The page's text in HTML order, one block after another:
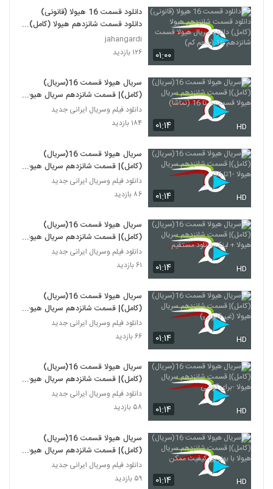
۰۱:۰۰
دانلود قسمت 16 هیولا (قانونی)
دانلود قسمت شانزدهم هیولا (کامل)
دانلود سریال هیولا قسمت شانزدهم
16 (حجم کم)
jahangardi
۱۲۶ بازدید
۰۱:۱۴ HD
سریال هیولا قسمت 16(سریال)
(کامل)| قسمت شانزدهم سریال هیولا
قسمت 1 تا 16 (نماشا)
دانلود فیلم وسریال ایرانی جدید
۱۸۴ بازدید
۰۱:۱۴ HD
سریال هیولا قسمت 16(سریال)
(کامل)| قسمت شانزدهم سریال هیولا
-1تا 16
دانلود فیلم وسریال ایرانی جدید
۸۶ بازدید
۰۱:۱۴ HD
سریال هیولا قسمت 16(سریال)
(کامل)| قسمت شانزدهم سریال هیولا
+ لینک دانلود مستقیم
دانلود فیلم وسریال ایرانی جدید
۶۱ بازدید
۰۱:۱۴ HD
سریال هیولا قسمت 16(سریال)
(کامل)| قسمت شانزدهم سریال هیولا
(غیر قانونی)
دانلود فیلم وسریال ایرانی جدید
۶۶ بازدید
۰۱:۱۴ HD
سریال هیولا قسمت 16(سریال)
(کامل)| قسمت شانزدهم سریال هیولا
-برای گوشی
دانلود فیلم وسریال ایرانی جدید
۵۸ بازدید
۰۱:۱۴ HD
سریال هیولا قسمت 16(سریال)
(کامل)| قسمت شانزدهم سریال هیولا
با بهترین کیفیت ممکن
دانلود فیلم وسریال ایرانی جدید
۵۹ بازدید